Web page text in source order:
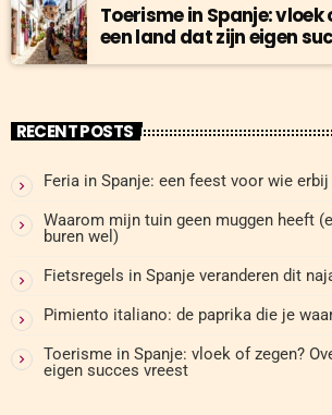
Toerisme in Spanje: vloek
een land dat zijn eigen
RECENT POSTS
Feria in Spanje: een feest voor wie
Waarom mijn tuin geen muggen heeft
buren wel)
Fietsregels in Spanje veranderen dit
Pimiento italiano: de paprika die je
Toerisme in Spanje: vloek of zegen?
eigen succes vreest